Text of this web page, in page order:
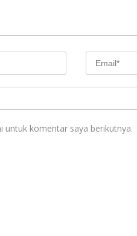
untuk komentar saya berikutnya.